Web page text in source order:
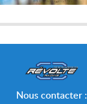
Nous contacter :